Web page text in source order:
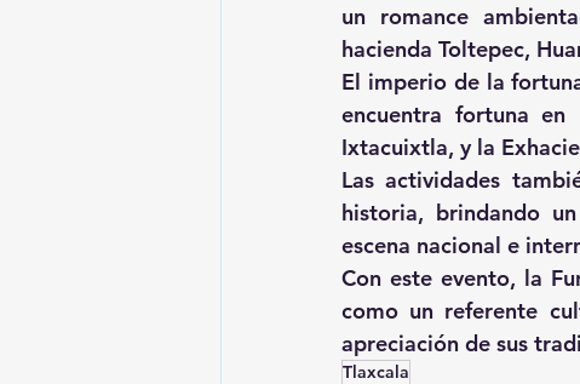
un romance
hacienda Toltepec,
El imperio de la
encuentra fortuna en
Ixtacuixtla, y la
Las actividades
historia, brindando
escena nacional e
Con este evento, la
como un referente
apreciación de sus
Tlaxcala